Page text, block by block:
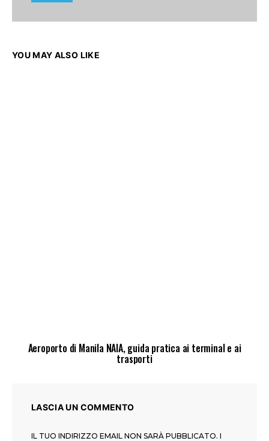
YOU MAY ALSO LIKE
Aeroporto di Manila NAIA, guida pratica ai terminal e ai
trasporti
LASCIA UN COMMENTO
IL TUO INDIRIZZO EMAIL NON SARÀ PUBBLICATO. I